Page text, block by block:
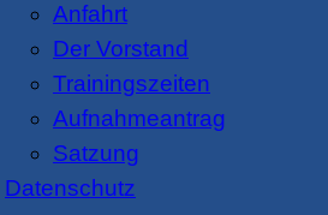
Anfahrt
Der Vorstand
Trainingszeiten
Aufnahmeantrag
Satzung
Datenschutz